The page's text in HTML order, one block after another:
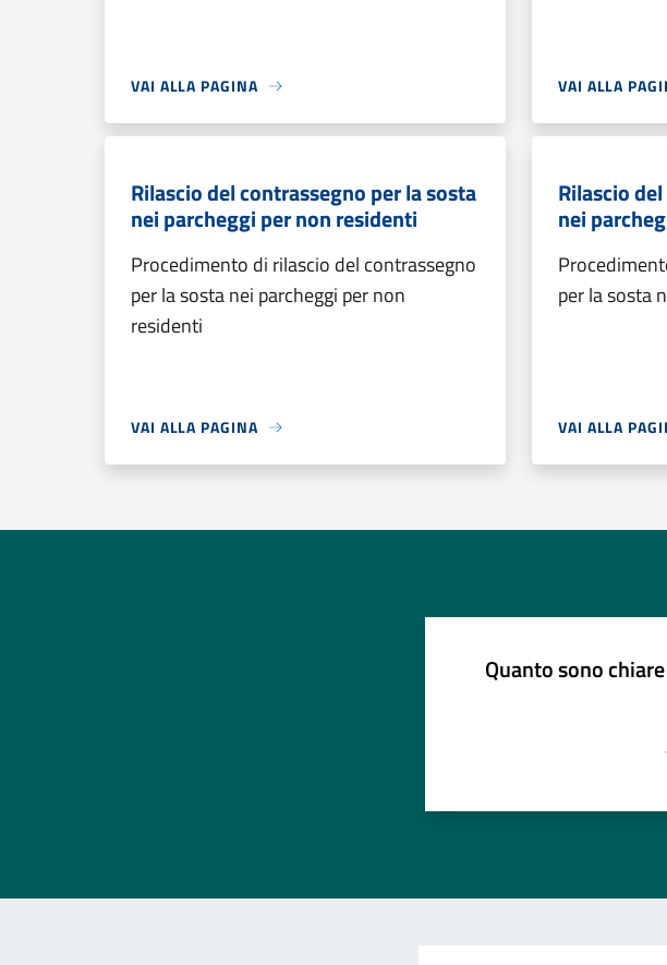
VAI ALLA PAGINA VAI ALLA
Rilascio del contrassegno per la sosta
nei parcheggi per non residenti
Procedimento di rilascio del contrassegno
per la sosta nei parcheggi per non
residenti
VAI ALLA PAGINA
Rilascio
nei
per la sosta
VAI ALLA
Quanto sono